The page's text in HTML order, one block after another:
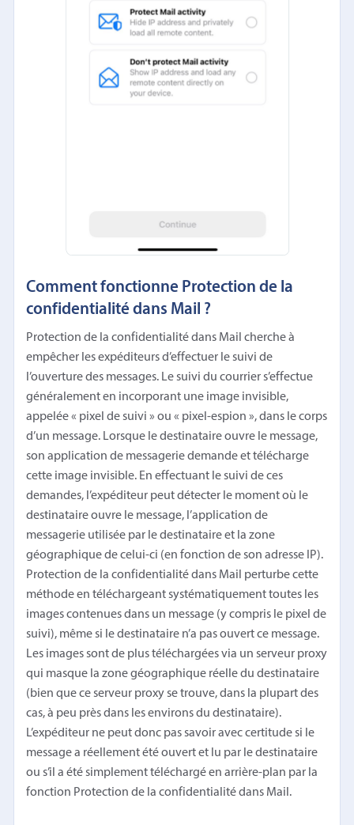
Comment fonctionne Protection de la
confidentialité dans Mail ?
Protection de la confidentialité dans Mail cherche à
empêcher les expéditeurs d’effectuer le suivi de
l’ouverture des messages. Le suivi du courrier s’effectue
généralement en incorporant une image invisible,
appelée « pixel de suivi » ou « pixel-espion », dans le corps
d’un message. Lorsque le destinataire ouvre le message,
son application de messagerie demande et télécharge
cette image invisible. En effectuant le suivi de ces
demandes, l’expéditeur peut détecter le moment où le
destinataire ouvre le message, l’application de
messagerie utilisée par le destinataire et la zone
géographique de celui-ci (en fonction de son adresse IP).
Protection de la confidentialité dans Mail perturbe cette
méthode en téléchargeant systématiquement toutes les
images contenues dans un message (y compris le pixel de
suivi), même si le destinataire n’a pas ouvert ce message.
Les images sont de plus téléchargées via un serveur proxy
qui masque la zone géographique réelle du destinataire
(bien que ce serveur proxy se trouve, dans la plupart des
cas, à peu près dans les environs du destinataire).
L’expéditeur ne peut donc pas savoir avec certitude si le
message a réellement été ouvert et lu par le destinataire
ou s’il a été simplement téléchargé en arrière-plan par la
fonction Protection de la confidentialité dans Mail.